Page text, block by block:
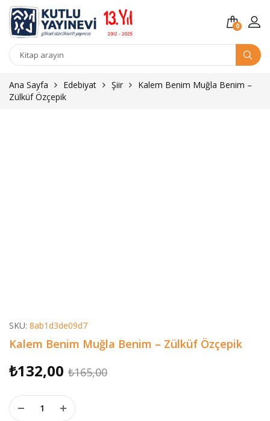
0
Kitap
Ana Sayfa
Edebiyat Şiir
Kalem Benim Muğla Benim –
Zülküf Özçepik
SKU: 8ab1d3de09d7
Kalem Benim Muğla Benim – Zülküf Özçepik
₺165,00Orijinal
₺132,00
Şu
Kalem Benim Muğla Benim - Zülküf Özçepik adet